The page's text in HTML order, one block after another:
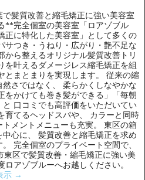
髪質改善と縮毛矯正に強い美容室
**完全個室の美容室「ロアゾブル
正に特化した美容室」として多くの
サつき・うねり・広がり・艶不足な
から整えるオリジナル髪質改善トリ
を叶えるダメージレス縮毛矯正を組
とまとまりを実現します。 従来の縮
さではなく、 柔らかくしなやかな
をかけても巻き髪ができる」「毎朝
口コミでも高評価をいただいてい
育てるヘッドスパや、 カラーと同時
メントメニューも充実。 東区の箱
心に、 髪質改善と縮毛矯正を求め
完全個室のプライベート空間で、
東区で髪質改善・縮毛矯正に強い美
アゾブルーへお越しください。
示 →